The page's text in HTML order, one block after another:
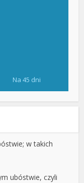
Na 45 dni
w takich
ubóstwie, czyli